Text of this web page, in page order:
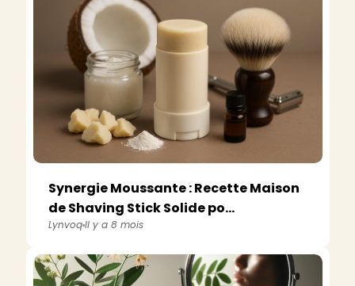
Synergie Moussante : Recette Maison
de Shaving Stick Solide po...
LynvoqIl y a 8 mois